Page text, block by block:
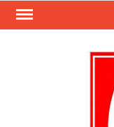
Skip